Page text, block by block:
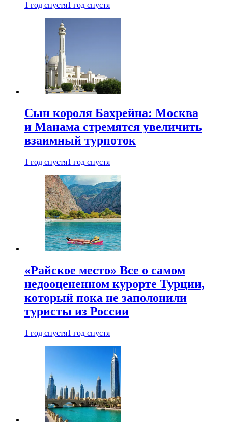
1 год спустя1 год спустя
Сын короля Бахрейна: Москва
и Манама стремятся увеличить
взаимный турпоток
1 год спустя1 год спустя
«Райское место» Все о самом
недооцененном курорте Турции,
который пока не заполонили
туристы из России
1 год спустя1 год спустя